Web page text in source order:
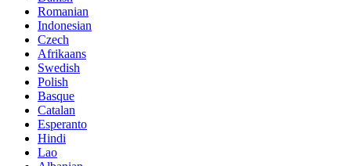
Romanian
Indonesian
Czech
Afrikaans
Swedish
Polish
Basque
Catalan
Esperanto
Hindi
Lao